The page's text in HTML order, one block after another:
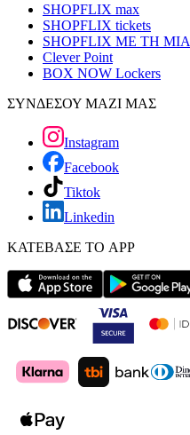
SHOPFLIX max
SHOPFLIX tickets
SHOPFLIX ΜΕ ΤΗ ΜΙΑ
Clever Point
BOX NOW Lockers
ΣΥΝΔΕΣΟΥ ΜΑΖΙ ΜΑΣ
Instagram
Facebook
Tiktok
Linkedin
ΚΑΤΕΒΑΣΕ ΤΟ APP